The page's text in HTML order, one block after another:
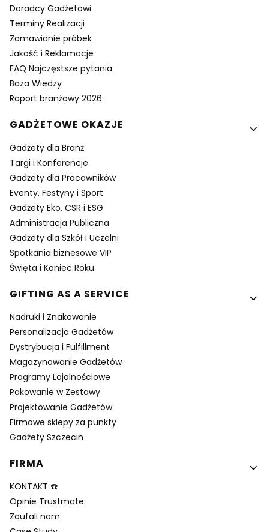
Doradcy Gadżetowi
Terminy Realizacji
Zamawianie próbek
Jakość i Reklamacje
FAQ Najczęstsze pytania
Baza Wiedzy
Raport branżowy 2026
GADŻETOWE OKAZJE
Gadżety dla Branż
Targi i Konferencje
Gadżety dla Pracowników
Eventy, Festyny i Sport
Gadżety Eko, CSR i ESG
Administracja Publiczna
Gadżety dla Szkół i Uczelni
Spotkania biznesowe VIP
Święta i Koniec Roku
GIFTING AS A SERVICE
Nadruki i Znakowanie
Personalizacja Gadżetów
Dystrybucja i Fulfillment
Magazynowanie Gadżetów
Programy Lojalnościowe
Pakowanie w Zestawy
Projektowanie Gadżetów
Firmowe sklepy za punkty
Gadżety Szczecin
FIRMA
KONTAKT ☎️
Opinie Trustmate
Zaufali nam